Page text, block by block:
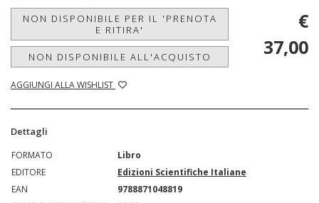
NON DISPONIBILE PER IL 'PRENOTA
E RITIRA'
NON DISPONIBILE ALL'ACQUISTO
AGGIUNGI ALLA WISHLIST
€
37,00
Dettagli
FORMATO
Libro
EDITORE
Edizioni Scientifiche Italiane
EAN
9788871048819